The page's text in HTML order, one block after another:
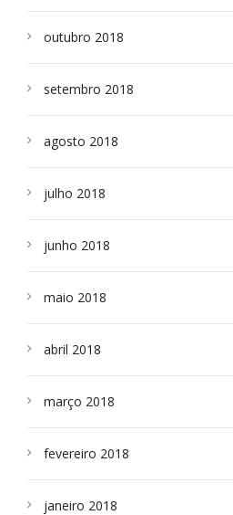
outubro 2018
setembro 2018
agosto 2018
julho 2018
junho 2018
maio 2018
abril 2018
março 2018
fevereiro 2018
janeiro 2018